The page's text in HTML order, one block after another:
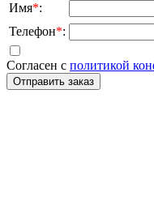
Имя*:
Телефон*:
Согласен с политикой
Отправить заказ